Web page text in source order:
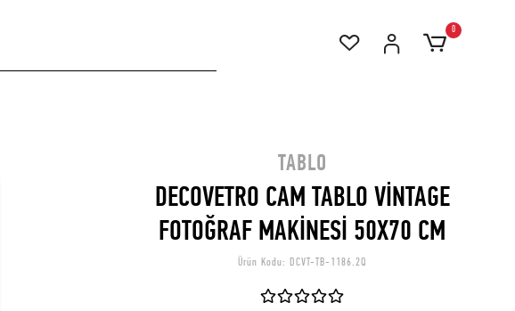
0
TABLO
DECOVETRO CAM TABLO VİNTAGE
FOTOĞRAF MAKİNESİ 50X70 CM
Ürün Kodu: DCVT-TB-1186.2Q